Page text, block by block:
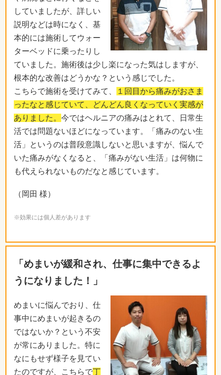
していましたが、詳しい
説明などは時になく、基
本的には施術してウォー
ターベッドに乗ったりし
ていました。施術後は少し楽になった気はしますが、
根本的な改善はどうかな？という感じでした。
こちらで施術を受けてみて、
１回目から痛みがおさま
ったなと感じていて、どんどん良くなっていく実感が
ありました。 今ではヘルニアの痛みはとれて、日常生
活では問題ないほどになっています。「痛みのない生
活」というのは普段意識しないと思いますが、悩んで
いた痛みがなくなると、「痛みがない生活」は何物に
も代えられないものだなと感じています。
（岡田 様）
※効果には個人差があります
「めまいが緩和され、仕事に集中できるよ
うになりました！」
めまいに悩んでおり、仕
事中にめまいが起きるの
ではないか？という不安
が常にありました。特に
なにもせず様子を見てい
たのですが、こちらで丁